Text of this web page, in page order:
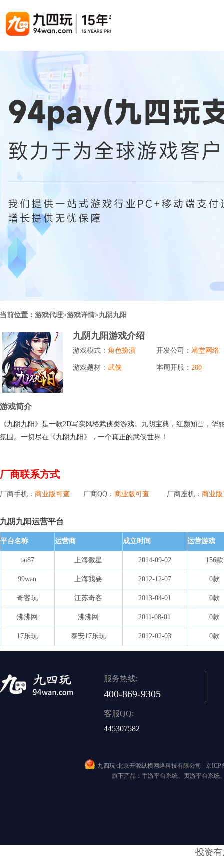
游戏联运系统
手游联运系统
千款游戏任意运营
页游联运系统
H5游戏联运系统
支持多国语言，多种国际支付
行业对比
帮您甄选最优质的产品和服务
PC官网
游戏APP
游戏、玩家、资金一站管理
聚合盒子PC端
全新UI上线，引流新利器
游戏库
手游列表
上千款游戏，款款吸金 代理流程
热门游戏、大厂游戏、高分成 带你了解
小程序游戏列表
千款热门游戏，精品热推
游戏陪玩系统
游戏陪玩系统
变现模式多样(订单、礼物、招商加盟)
陪玩PC官网
陪玩APP
一站式管理陪玩技师/订单/玩家数据...
游戏开播助手
当前位置： 游戏代理>游戏详情>九阴九阳
九阴九阳游戏介绍
游戏模式： 角色扮演 开发公司： 靖堂网络
游戏题材： 武侠 本周开服： 280
游戏简介
《九阴九阳》是一款2D写实风格武侠类游戏。九阴宝典，红颜知己，
氛围。一切尽在《九阴九阳》，一个真正的武侠世界！
厂商联系方式
厂商手机： 商业版可查 厂商QQ： 商业版可查 厂商座机： 商业
九阴九阳运营平台
平台名称 运营商 成立时间 运营游戏
tai87 上海微星 2014-09-02 156款
99wan 上海我要 2012-12-07 0款
奇客玩 江苏奇客 2013-04-01 0款
沸沸网 沸沸网 2011-08-01 0款
17乐玩 泰安17乐玩 2012-02-03 0款
服务热线:
400-869-9305
客服QQ:
445307582
九四玩·北京开源纵横网络科技有限公司京ICP
旗下产品：手游平台系统、页游平台系统
投资